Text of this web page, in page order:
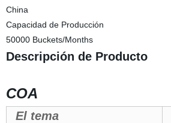
China
Capacidad de Producción
50000 Buckets/Months
Descripción de Producto
COA
El tema